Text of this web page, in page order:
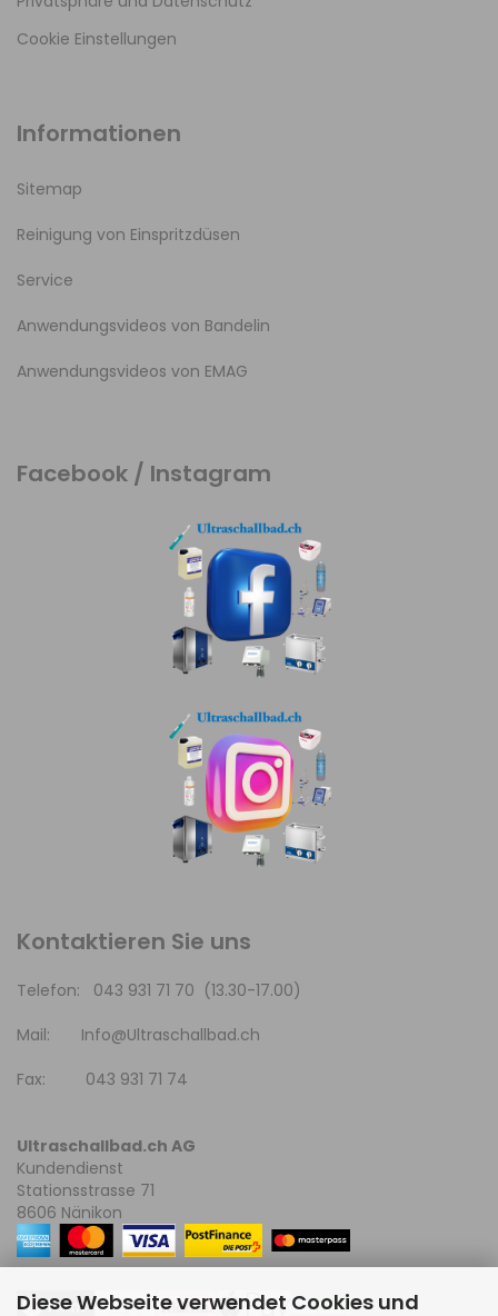
Diese Webseite verwendet Cookies und
Cookie Einstellungen
Informationen
Sitemap
Reinigung von Einspritzdüsen
Service
Anwendungsvideos von Bandelin
Anwendungsvideos von EMAG
Facebook / Instagram
Kontaktieren Sie uns
Telefon: 043 931 71 70 (13.30-17.00)
Mail: Info@Ultraschallbad.ch
Fax: 043 931 71 74
Ultraschallbad.ch AG
Kundendienst
Stationsstrasse 71
8606 Nänikon